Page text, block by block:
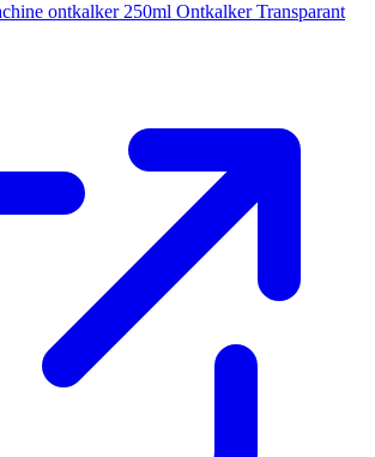
ontkalker 250ml Ontkalker Transparant